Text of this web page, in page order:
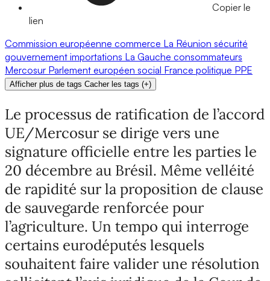
Copier le
lien
Commission européenne commerce La Réunion sécurité
gouvernement importations La Gauche consommateurs
Mercosur Parlement européen social France politique PPE
Afficher plus de tags Cacher les tags (+)
Le processus de ratification de l’accord
UE/Mercosur se dirige vers une
signature officielle entre les parties le
20 décembre au Brésil. Même velléité
de rapidité sur la proposition de clause
de sauvegarde renforcée pour
l’agriculture. Un tempo qui interroge
certains eurodéputés lesquels
souhaitent faire valider une résolution